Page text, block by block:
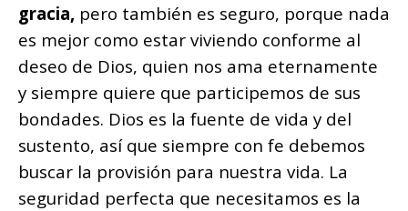
gracia, pero también es seguro, porque nada
es mejor como estar viviendo conforme al
deseo de Dios, quien nos ama eternamente
y siempre quiere que participemos de sus
bondades. Dios es la fuente de vida y del
sustento, así que siempre con fe debemos
buscar la provisión para nuestra vida. La
seguridad perfecta que necesitamos es la